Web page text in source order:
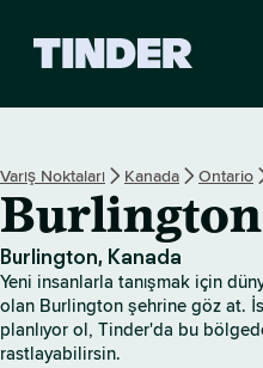
r
n
S
a
y
Varış Noktaları Kanada Ontario
Burlington
Burlington, Kanada
Yeni insanlarla tanışmak için
olan Burlington şehrine göz at.
planlıyor ol, Tinder'da bu
rastlayabilirsin.